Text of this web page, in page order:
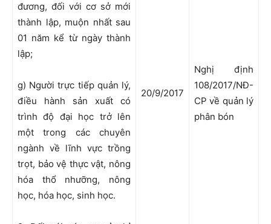
đương, đối với cơ sở mới
thành lập, muộn nhất sau
01 năm kể từ ngày thành
lập;
g) Người trực tiếp quản lý,
điều hành sản xuất có
trình độ đại học trở lên
một trong các chuyên
ngành về lĩnh vực trồng
trọt, bảo vệ thực vật, nông
hóa thổ nhưỡng, nông
học, hóa học, sinh học.
20/9/2017
Nghị định
108/2017/NĐ-
CP về quản lý
phân bón